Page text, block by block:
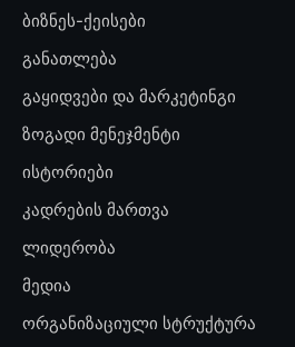
ბიზნეს-ქეისები
განათლება
გაყიდვები და მარკეტინგი
ზოგადი მენეჯმენტი
ისტორიები
კადრების მართვა
ლიდერობა
მედია
ორგანიზაციული სტრუქტურა